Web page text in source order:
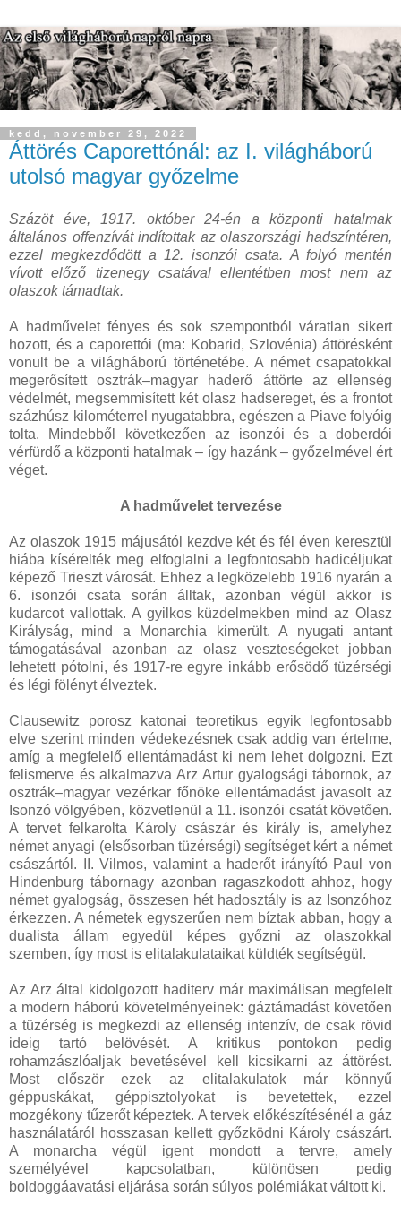
kedd, november 29, 2022
Áttörés Caporettónál: az I. világháború
utolsó magyar győzelme
Százöt éve, 1917. október 24-én a központi hatalmak
általános offenzívát indítottak az olaszországi hadszíntéren,
ezzel megkezdődött a 12. isonzói csata. A folyó mentén
vívott előző tizenegy csatával ellentétben most nem az
olaszok támadtak.
A hadművelet fényes és sok szempontból váratlan sikert
hozott, és a caporettói (ma: Kobarid, Szlovénia) áttörésként
vonult be a világháború történetébe. A német csapatokkal
megerősített osztrák–magyar haderő áttörte az ellenség
védelmét, megsemmisített két olasz hadsereget, és a frontot
százhúsz kilométerrel nyugatabbra, egészen a Piave folyóig
tolta. Mindebből következően az isonzói és a doberdói
vérfürdő a központi hatalmak – így hazánk – győzelmével ért
véget.
A hadművelet tervezése
Az olaszok 1915 májusától kezdve két és fél éven keresztül
hiába kísérelték meg elfoglalni a legfontosabb hadicéljukat
képező Trieszt városát. Ehhez a legközelebb 1916 nyarán a
6. isonzói csata során álltak, azonban végül akkor is
kudarcot vallottak. A gyilkos küzdelmekben mind az Olasz
Királyság, mind a Monarchia kimerült. A nyugati antant
támogatásával azonban az olasz veszteségeket jobban
lehetett pótolni, és 1917-re egyre inkább erősödő tüzérségi
és légi fölényt élveztek.
Clausewitz porosz katonai teoretikus egyik legfontosabb
elve szerint minden védekezésnek csak addig van értelme,
amíg a megfelelő ellentámadást ki nem lehet dolgozni. Ezt
felismerve és alkalmazva Arz Artur gyalogsági tábornok, az
osztrák–magyar vezérkar főnöke ellentámadást javasolt az
Isonzó völgyében, közvetlenül a 11. isonzói csatát követően.
A tervet felkarolta Károly császár és király is, amelyhez
német anyagi (elsősorban tüzérségi) segítséget kért a német
császártól. II. Vilmos, valamint a haderőt irányító Paul von
Hindenburg tábornagy azonban ragaszkodott ahhoz, hogy
német gyalogság, összesen hét hadosztály is az Isonzóhoz
érkezzen. A németek egyszerűen nem bíztak abban, hogy a
dualista állam egyedül képes győzni az olaszokkal
szemben, így most is elitalakulataikat küldték segítségül.
Az Arz által kidolgozott haditerv már maximálisan megfelelt
a modern háború követelményeinek: gáztámadást követően
a tüzérség is megkezdi az ellenség intenzív, de csak rövid
ideig tartó belövését. A kritikus pontokon pedig
rohamzászlóaljak bevetésével kell kicsikarni az áttörést.
Most először ezek az elitalakulatok már könnyű
géppuskákat, géppisztolyokat is bevetettek, ezzel
mozgékony tűzerőt képeztek. A tervek előkészítésénél a gáz
használatáról hosszasan kellett győzködni Károly császárt.
A monarcha végül igent mondott a tervre, amely
személyével kapcsolatban, különösen pedig
boldoggáavatási eljárása során súlyos polémiákat váltott ki.